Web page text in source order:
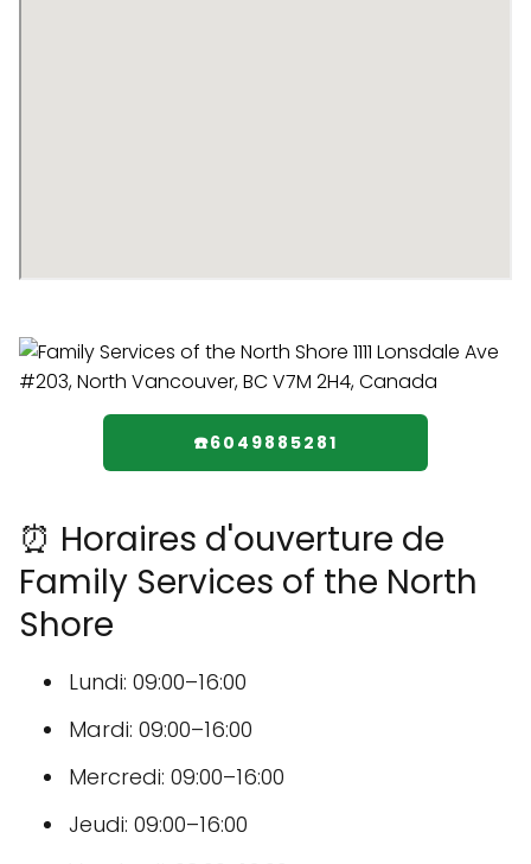
☎️6049885281
⏰ Horaires d'ouverture de
Family Services of the North
Shore
Lundi: 09:00–16:00
Mardi: 09:00–16:00
Mercredi: 09:00–16:00
Jeudi: 09:00–16:00